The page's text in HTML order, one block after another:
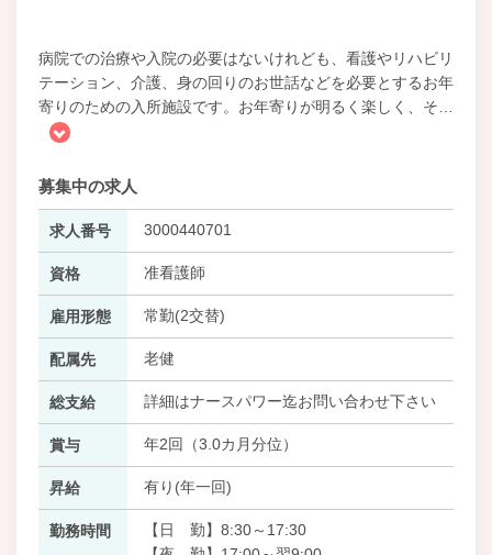
病院での治療や入院の必要はないけれども、看護やリハビリ
テーション、介護、身の回りのお世話などを必要とするお年
寄りのための入所施設です。お年寄りが明るく楽しく、そ
募集中の求人
求人番号 3000440701
資格 准看護師
雇用形態 常勤(2交替)
配属先 老健
総支給 詳細はナースパワー迄お問い合わせ下さい
賞与 年2回（3.0カ月分位）
昇給 有り(年一回)
勤務時間
【日 勤】8:30～17:30